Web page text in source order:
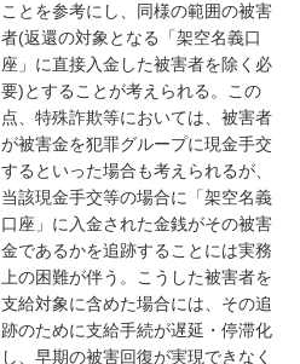
ことを参考にし、同様の範囲の被害
者(返還の対象となる「架空名義口
座」に直接入金した被害者を除く必
要)とすることが考えられる。この
点、特殊詐欺等においては、被害者
が被害金を犯罪グループに現金手交
するといった場合も考えられるが、
当該現金手交等の場合に「架空名義
口座」に入金された金銭がその被害
金であるかを追跡することには実務
上の困難が伴う。こうした被害者を
支給対象に含めた場合には、その追
跡のために支給手続が遅延・停滞化
し、早期の被害回復が実現できなく